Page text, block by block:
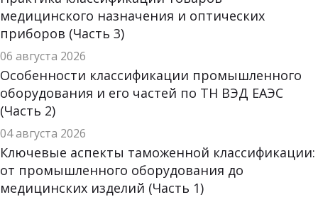
медицинского назначения и оптических
приборов (Часть 3)
06 августа 2026
Особенности классификации промышленного
оборудования и его частей по ТН ВЭД ЕАЭС
(Часть 2)
04 августа 2026
Ключевые аспекты таможенной классификации:
от промышленного оборудования до
медицинских изделий (Часть 1)